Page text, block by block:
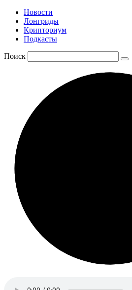
Новости
Лонгриды
Крипториум
Подкасты
Поиск